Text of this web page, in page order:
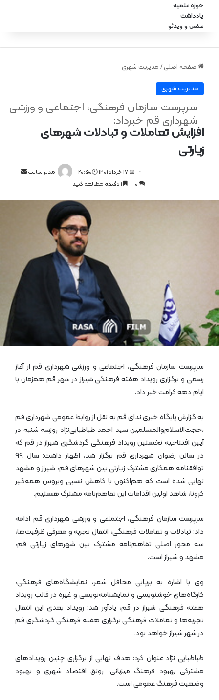
حوزه علمیه
یادداشت
عکس و ویدئو
صفحه اصلی / مدیریت شهری
مدیریت شهری
افزایش تعاملات و تبادلات شهرهای
زیارتی
سرپرست سازمان فرهنگی، اجتماعی و ورزشی
شهرداری قم خبرداد:
مدیر سایت
ل
📅 17 خرداد 1401 🕙20:50
0
سرپرست سازمان فرهنگی، اجتماعی و ورزشی شهرداری قم از آغاز
رسمی و برگزاری رویداد هفته فرهنگی شیراز در شهر قم همزمان با
ایام دهه کرامت خبر داد.
به گزارش پایگاه خبری ندای قم به نقل از روابط عمومی شهرداری قم
،حجت‌الاسلام‌والمسلمین سید احمد طباطبایی‌نژاد روزسه شنبه در
آیین افتتاحیه نخستین رویداد فرهنگی گردشگری شیراز در قم که
در سالن رضوان شهرداری قم برگزار شد، اظهار داشت: سال ۹۹
توافقنامه همکاری مشترک زیارتی بین شهرهای قم، شیراز و مشهد
نهایی شده است که هم‌اکنون با کاهش نسبی ویروس همه‌گیر
کرونا، شاهد اولین اقدامات این تفاهم‌نامه مشترک هستیم.
سرپرست سازمان فرهنگی، اجتماعی و ورزشی شهرداری قم ادامه
داد: تبادلات و تعاملات فرهنگی، انتقال تجربه و معرفی ظرفیت‌ها،
سه محور اصلی تفاهم‌نامه مشترک بین شهرهای زیارتی قم،
مشهد و شیراز است.
وی با اشاره به برپایی محافل شعر، نمایشگاه‌های فرهنگی،
کارگاه‌های خوشنویسی و نمایشنامه‌نویسی و غیره در قالب رویداد
هفته فرهنگی شیراز در قم، یادآور شد: رویداد بعدی این انتقال
تجربه‌ها و تعاملات فرهنگی برگزاری هفته فرهنگی گردشگری قم
در شهر شیراز خواهد بود.
طباطبایی نژاد عنوان کرد: هدف نهایی از برگزاری چنین رویدادهای
مشترکی بهبود فرهنگ میزبانی، رونق اقتصاد شهری و بهبود
وضعیت فرهنگ عمومی است.